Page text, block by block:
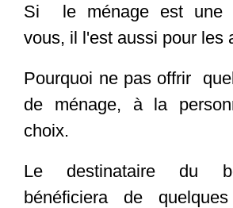
Si le ménage est une
vous, il l'est aussi pour les
Pourquoi ne pas offrir
de ménage, à la
choix.
Le destinataire du
bénéficiera de